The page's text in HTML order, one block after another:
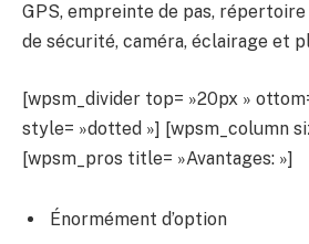
GPS, empreinte de pas,
de sécurité, caméra, éclairage et
[wpsm_divider top= »20px »
style= »dotted »] [wpsm_column
[wpsm_pros title= »Avantages: »]
Énormément d’option